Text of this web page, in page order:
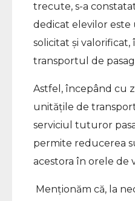
trecute, s-a
dedicat elevilor
solicitat și valorificat,
transportul de
Astfel, începând cu
unitățile de
serviciul tuturor
permite reducerea
acestora în orele de
Menționăm că, la